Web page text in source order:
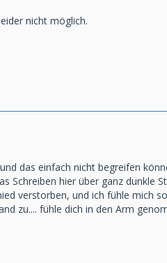
nicht möglich.
das einfach nicht begreifen
Schreiben hier über ganz dunkle
verstorben, und ich fühle mich
zu.... fühle dich in den Arm